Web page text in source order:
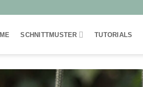
SCHNITTMUSTER TUTORIALS